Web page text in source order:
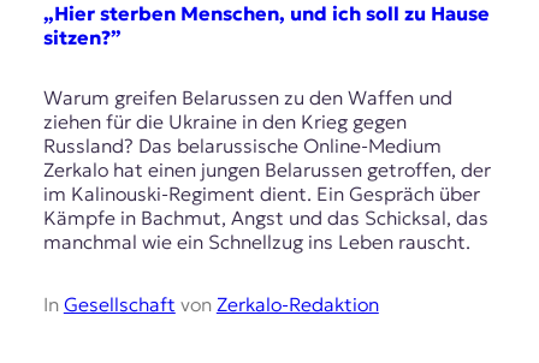
„Hier sterben Menschen, und ich soll zu Hause
sitzen?”
Warum greifen Belarussen zu den Waffen und
ziehen für die Ukraine in den Krieg gegen
Russland? Das belarussische Online-Medium
Zerkalo hat einen jungen Belarussen getroffen, der
im Kalinouski-Regiment dient. Ein Gespräch über
Kämpfe in Bachmut, Angst und das Schicksal, das
manchmal wie ein Schnellzug ins Leben rauscht.
In Gesellschaft von Zerkalo-Redaktion